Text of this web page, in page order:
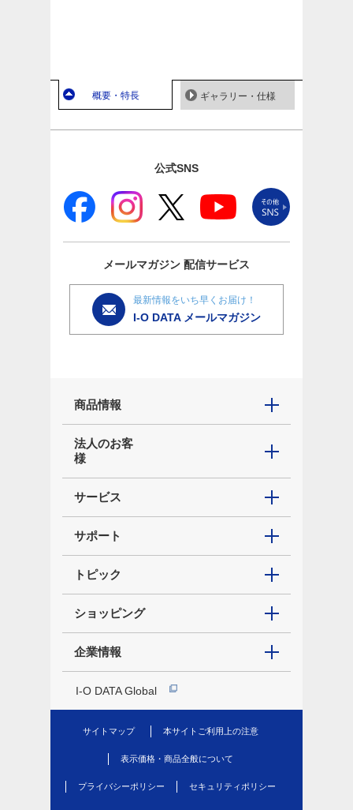
概要・特長 ギャラリー・仕様
公式SNS
メールマガジン 配信サービス
最新情報をいち早くお届け！
I-O DATA メールマガジン
商品情報
法人のお客
様
サービス
サポート
トピック
ショッピング
企業情報
I-O DATA Global
サイトマップ 本サイトご利用上の注意
表示価格・商品全般について
プライバシーポリシー セキュリティポリシー